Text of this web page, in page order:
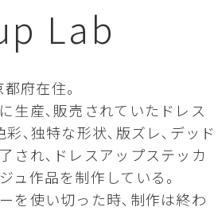
Lab
府在住｡
生産､販売されていたドレス
､独特な形状､版ズレ､デッド
され､ドレスアップステッカ
ュ作品を制作している｡
を使い切った時､制作は終わ